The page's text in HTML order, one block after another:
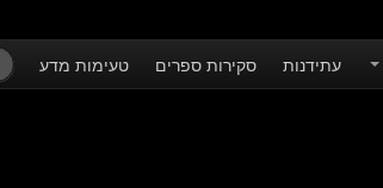
עתידנות סקירות ספרים טעימות מדע